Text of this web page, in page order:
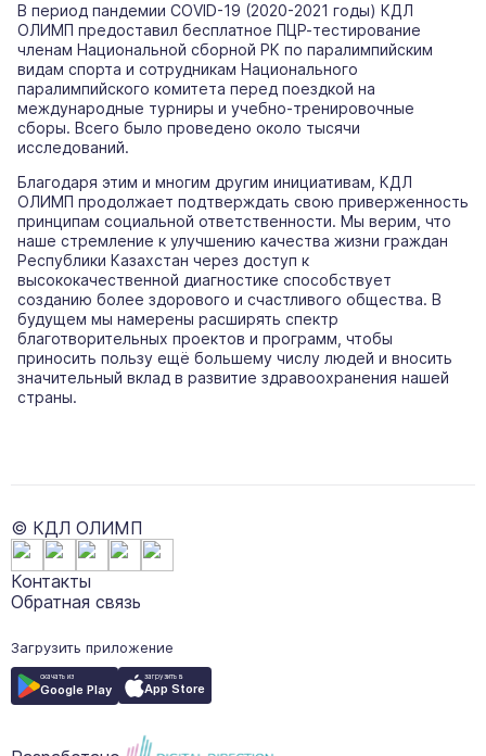
В период пандемии COVID-19 (2020-2021 годы) КДЛ
ОЛИМП предоставил бесплатное ПЦР-тестирование
членам Национальной сборной РК по паралимпийским
видам спорта и сотрудникам Национального
паралимпийского комитета перед поездкой на
международные турниры и учебно-тренировочные
сборы. Всего было проведено около тысячи
исследований.
Благодаря этим и многим другим инициативам, КДЛ
ОЛИМП продолжает подтверждать свою приверженность
принципам социальной ответственности. Мы верим, что
наше стремление к улучшению качества жизни граждан
Республики Казахстан через доступ к
высококачественной диагностике способствует
созданию более здорового и счастливого общества. В
будущем мы намерены расширять спектр
благотворительных проектов и программ, чтобы
приносить пользу ещё большему числу людей и вносить
значительный вклад в развитие здравоохранения нашей
страны.
© КДЛ ОЛИМП
Контакты
Обратная связь
Загрузить приложение
скачать из
Google Play
загрузить в
App Store